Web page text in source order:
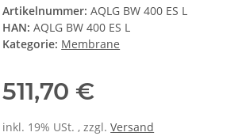
Artikelnummer:AQLG BW 400 ES L
HAN: AQLG BW 400 ES L
Kategorie: Membrane
511,70 €
inkl. 19% USt. , zzgl.Versand